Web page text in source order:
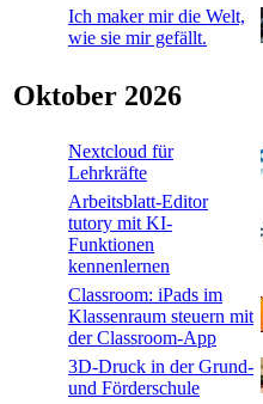
Ich maker mir die Welt,
wie sie mir gefällt.
Oktober 2026
Nextcloud für
Lehrkräfte
Arbeitsblatt-Editor
tutory mit KI-
Funktionen
kennenlernen
Classroom: iPads im
Klassenraum steuern mit
der Classroom-App
3D-Druck in der Grund-
und Förderschule